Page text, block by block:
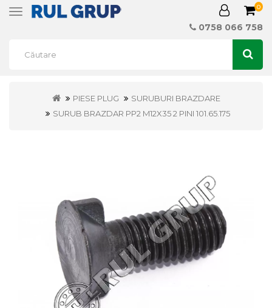
Toggle
0
0758 066 758
PIESE PLUG
SURUBURI BRAZDARE
SURUB BRAZDAR PP2 M12X35 2 PINI 101.65.175